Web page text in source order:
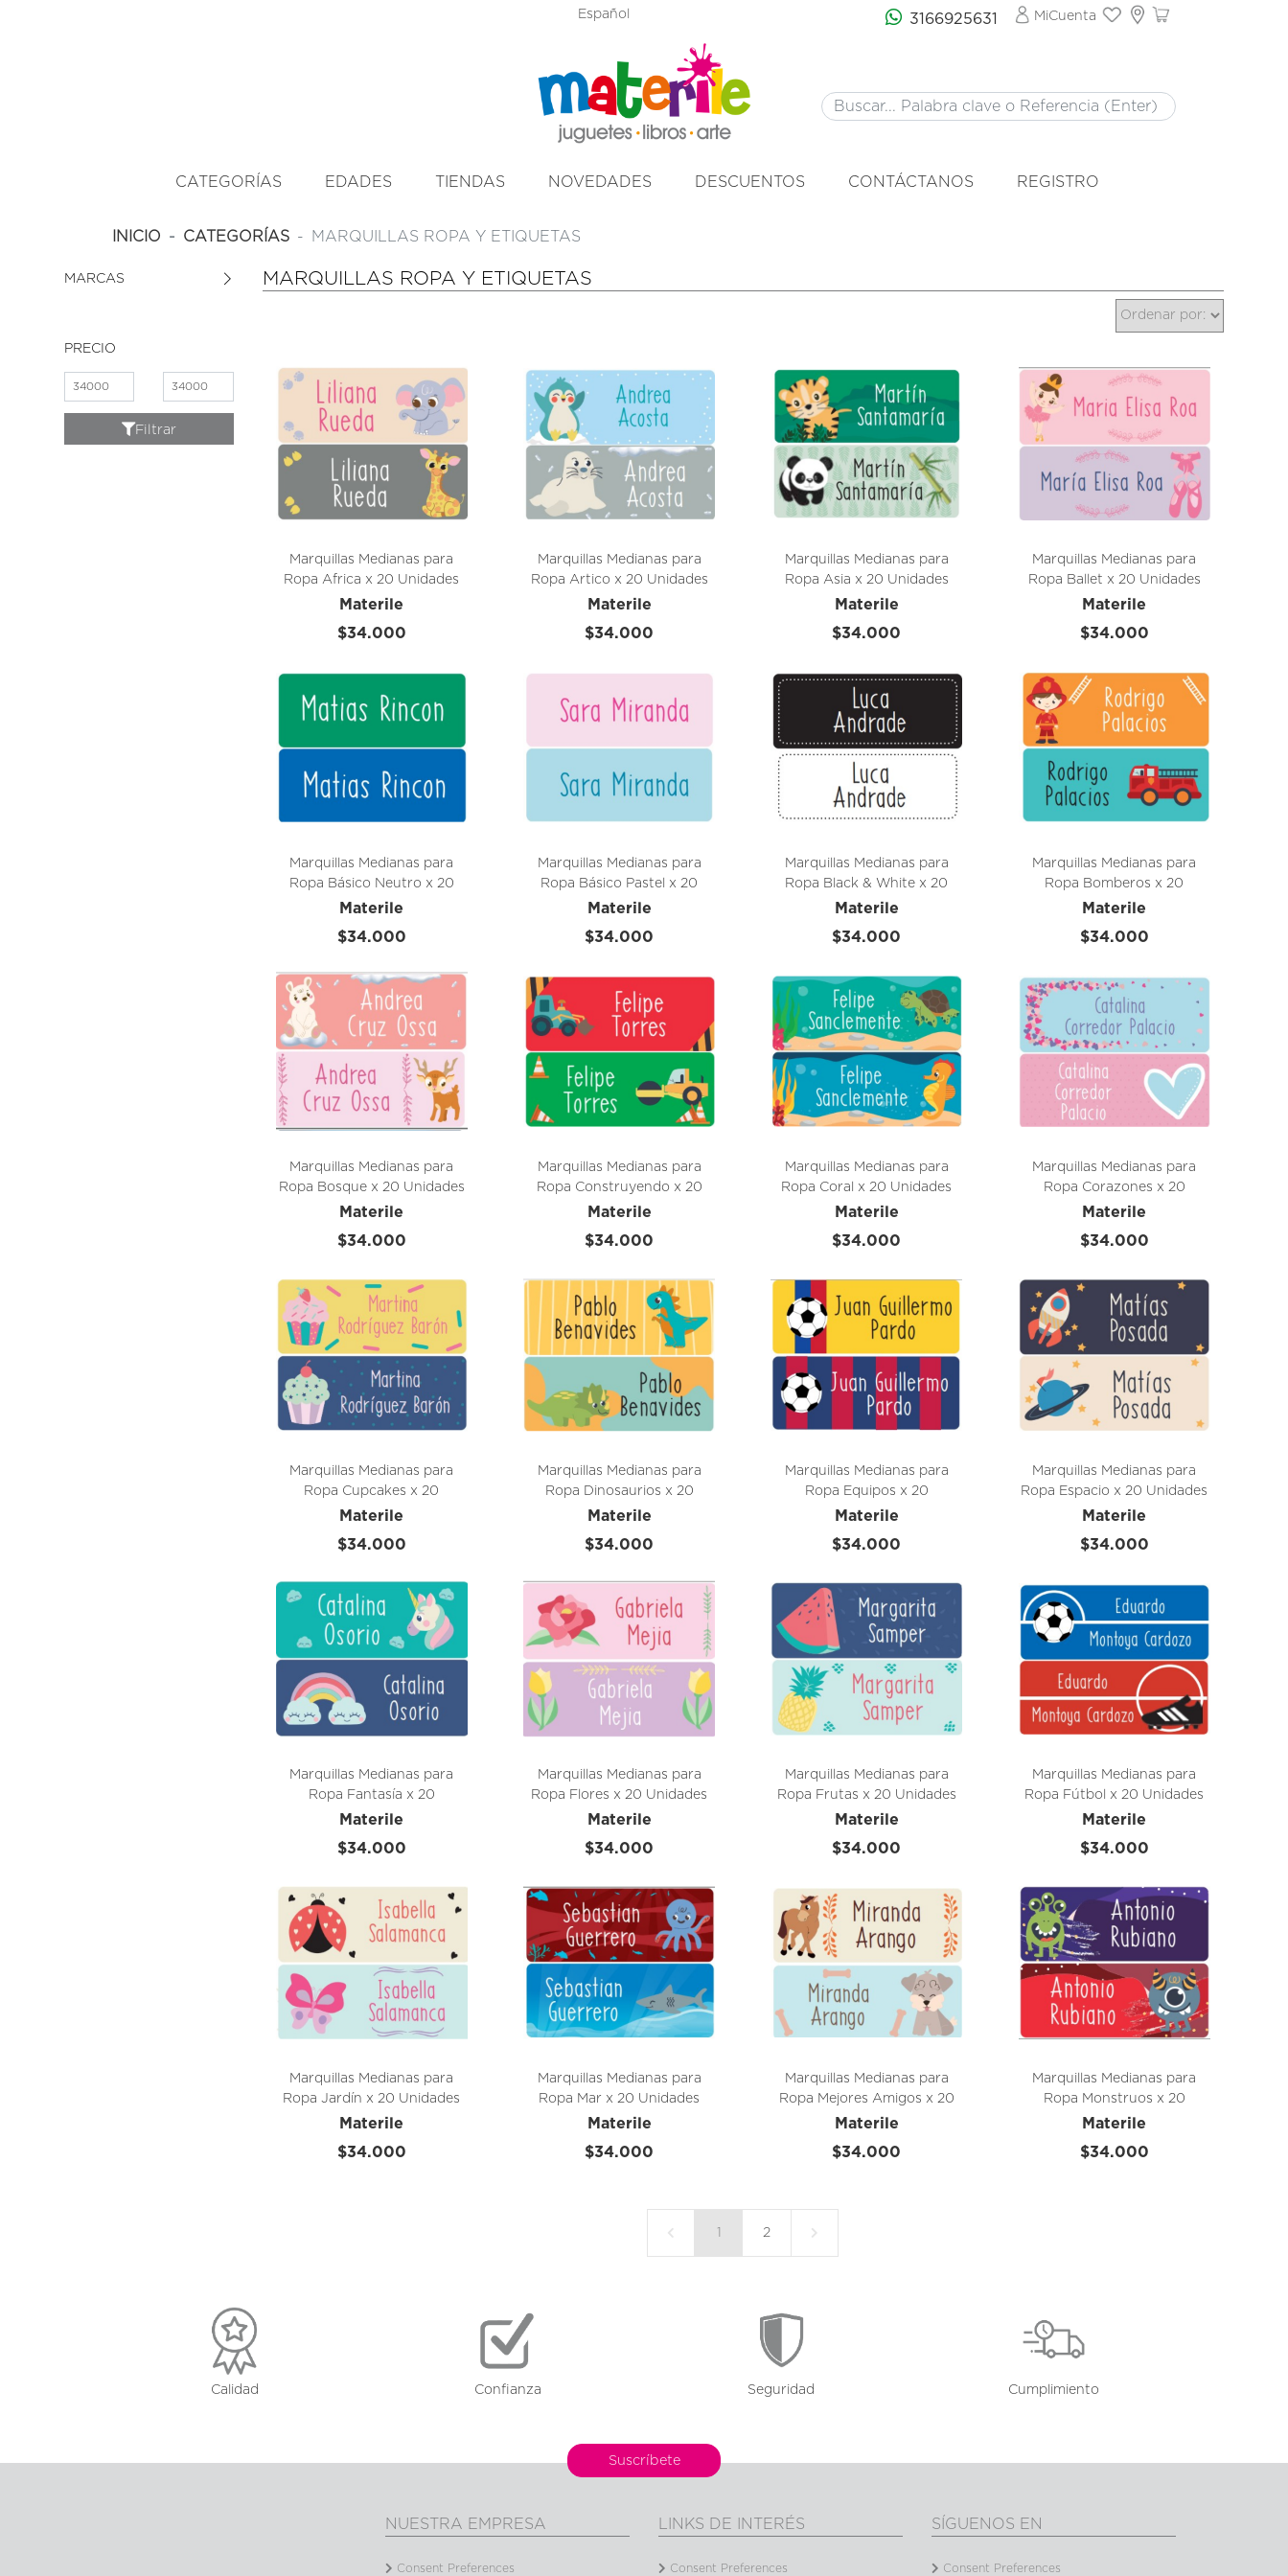
Español 3166925631 MiCuenta
CATEGORÍAS EDADES TIENDAS NOVEDADES DESCUENTOS CONTÁCTANOS REGISTRO
INICIO CATEGORÍAS MARQUILLAS ROPA Y ETIQUETAS
MARCAS
PRECIO
Filtrar
MARQUILLAS ROPA Y ETIQUETAS
Marquillas Medianas para
Ropa Africa x 20 Unidades
Materile
$34.000
Marquillas Medianas para
Ropa Artico x 20 Unidades
Materile
$34.000
Marquillas Medianas para
Ropa Asia x 20 Unidades
Materile
$34.000
Marquillas Medianas para
Ropa Ballet x 20 Unidades
Materile
$34.000
Marquillas Medianas para
Ropa Básico Neutro x 20
Unidades
Materile
$34.000
Marquillas Medianas para
Ropa Básico Pastel x 20
Unidades
Materile
$34.000
Marquillas Medianas para
Ropa Black & White x 20
Unidades
Materile
$34.000
Marquillas Medianas para
Ropa Bomberos x 20
Unidades
Materile
$34.000
Marquillas Medianas para
Ropa Bosque x 20 Unidades
Materile
$34.000
Marquillas Medianas para
Ropa Construyendo x 20
Unidades
Materile
$34.000
Marquillas Medianas para
Ropa Coral x 20 Unidades
Materile
$34.000
Marquillas Medianas para
Ropa Corazones x 20
Unidades
Materile
$34.000
Marquillas Medianas para
Ropa Cupcakes x 20
Unidades
Materile
$34.000
Marquillas Medianas para
Ropa Dinosaurios x 20
Unidades
Materile
$34.000
Marquillas Medianas para
Ropa Equipos x 20
Unidades
Materile
$34.000
Marquillas Medianas para
Ropa Espacio x 20 Unidades
Materile
$34.000
Marquillas Medianas para
Ropa Fantasía x 20
unidades
Materile
$34.000
Marquillas Medianas para
Ropa Flores x 20 Unidades
Materile
$34.000
Marquillas Medianas para
Ropa Frutas x 20 Unidades
Materile
$34.000
Marquillas Medianas para
Ropa Fútbol x 20 Unidades
Materile
$34.000
Marquillas Medianas para
Ropa Jardín x 20 Unidades
Materile
$34.000
Marquillas Medianas para
Ropa Mar x 20 Unidades
Materile
$34.000
Marquillas Medianas para
Ropa Mejores Amigos x 20
Unidades
Materile
$34.000
Marquillas Medianas para
Ropa Monstruos x 20
Unidades
Materile
$34.000
1 2
Calidad Confianza Seguridad Cumplimiento
Suscríbete
NUESTRA EMPRESA
Consent Preferences
LINKS DE INTERÉS
Consent Preferences
SÍGUENOS EN
Consent Preferences